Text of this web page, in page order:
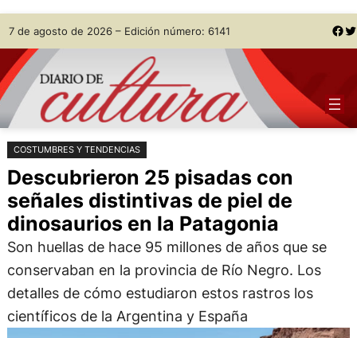
Saltar
al
contenido
Skip
to
content
7 de agosto de 2026 – Edición número: 6141 Facebook Twitter
COSTUMBRES Y TENDENCIAS
Descubrieron 25 pisadas con
señales distintivas de piel de
dinosaurios en la Patagonia
Son huellas de hace 95 millones de años que se
conservaban en la provincia de Río Negro. Los
detalles de cómo estudiaron estos rastros los
científicos de la Argentina y España